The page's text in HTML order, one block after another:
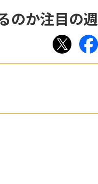
のか注目の週